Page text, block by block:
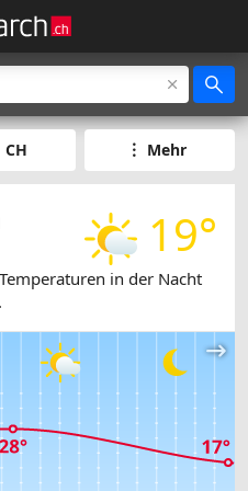
CH Mehr
19°
in der Nacht